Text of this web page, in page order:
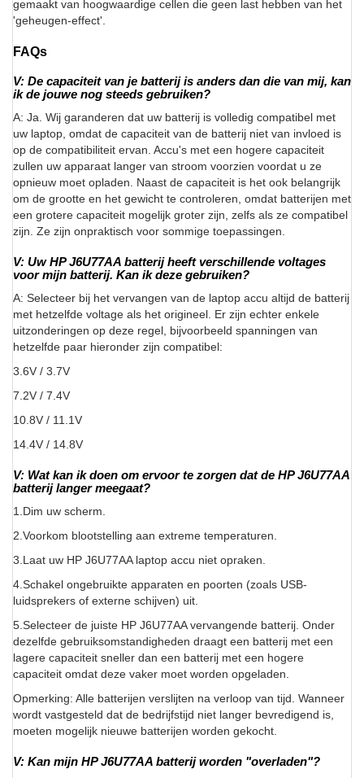
gemaakt van hoogwaardige cellen die geen last hebben van het
'geheugen-effect'.
FAQs
V: De capaciteit van je batterij is anders dan die van mij, kan
ik de jouwe nog steeds gebruiken?
A: Ja. Wij garanderen dat uw batterij is volledig compatibel met
uw laptop, omdat de capaciteit van de batterij niet van invloed is
op de compatibiliteit ervan. Accu's met een hogere capaciteit
zullen uw apparaat langer van stroom voorzien voordat u ze
opnieuw moet opladen. Naast de capaciteit is het ook belangrijk
om de grootte en het gewicht te controleren, omdat batterijen met
een grotere capaciteit mogelijk groter zijn, zelfs als ze compatibel
zijn. Ze zijn onpraktisch voor sommige toepassingen.
V: Uw HP J6U77AA batterij heeft verschillende voltages
voor mijn batterij. Kan ik deze gebruiken?
A: Selecteer bij het vervangen van de laptop accu altijd de batterij
met hetzelfde voltage als het origineel. Er zijn echter enkele
uitzonderingen op deze regel, bijvoorbeeld spanningen van
hetzelfde paar hieronder zijn compatibel:
3.6V / 3.7V
7.2V / 7.4V
10.8V / 11.1V
14.4V / 14.8V
V: Wat kan ik doen om ervoor te zorgen dat de HP J6U77AA
batterij langer meegaat?
1.Dim uw scherm.
2.Voorkom blootstelling aan extreme temperaturen.
3.Laat uw HP J6U77AA laptop accu niet opraken.
4.Schakel ongebruikte apparaten en poorten (zoals USB-
luidsprekers of externe schijven) uit.
5.Selecteer de juiste HP J6U77AA vervangende batterij. Onder
dezelfde gebruiksomstandigheden draagt een batterij met een
lagere capaciteit sneller dan een batterij met een hogere
capaciteit omdat deze vaker moet worden opgeladen.
Opmerking: Alle batterijen verslijten na verloop van tijd. Wanneer
wordt vastgesteld dat de bedrijfstijd niet langer bevredigend is,
moeten mogelijk nieuwe batterijen worden gekocht.
V: Kan mijn HP J6U77AA batterij worden "overladen"?